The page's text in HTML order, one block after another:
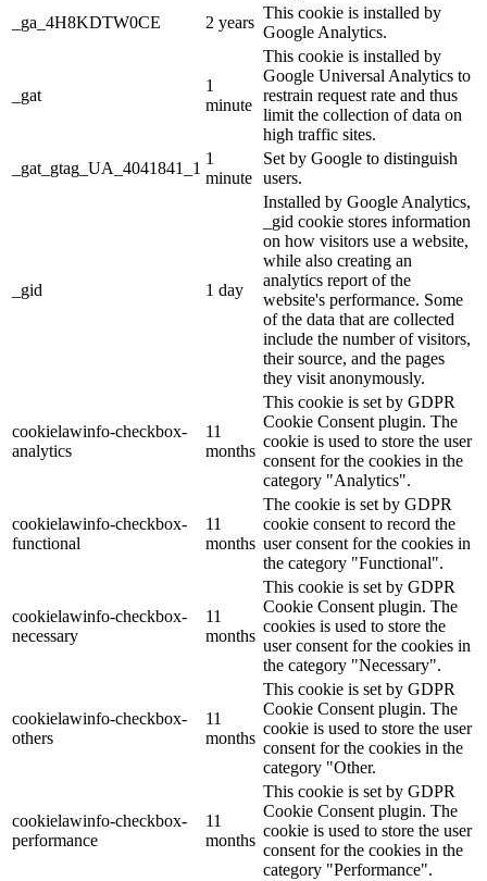
_ga_4H8KDTW0CE
2 years
This cookie is installed by
Google Analytics.
_gat
1
minute
This cookie is installed by
Google Universal Analytics to
restrain request rate and thus
limit the collection of data on
high traffic sites.
_gat_gtag_UA_4041841_1
1
minute
Set by Google to distinguish
users.
_gid 1 day
Installed by Google Analytics,
_gid cookie stores information
on how visitors use a website,
while also creating an
analytics report of the
website's performance. Some
of the data that are collected
include the number of visitors,
their source, and the pages
they visit anonymously.
cookielawinfo-checkbox-
analytics
11
months
This cookie is set by GDPR
Cookie Consent plugin. The
cookie is used to store the user
consent for the cookies in the
category "Analytics".
cookielawinfo-checkbox-
functional
11
months
The cookie is set by GDPR
cookie consent to record the
user consent for the cookies in
the category "Functional".
cookielawinfo-checkbox-
necessary
11
months
This cookie is set by GDPR
Cookie Consent plugin. The
cookies is used to store the
user consent for the cookies in
the category "Necessary".
cookielawinfo-checkbox-
others
11
months
This cookie is set by GDPR
Cookie Consent plugin. The
cookie is used to store the user
consent for the cookies in the
category "Other.
cookielawinfo-checkbox-
performance
11
months
This cookie is set by GDPR
Cookie Consent plugin. The
cookie is used to store the user
consent for the cookies in the
category "Performance".